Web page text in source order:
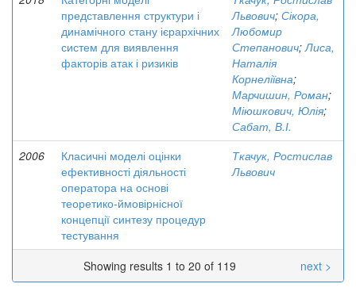
представлення структури і
динамічного стану ієрархічних
систем для виявлення
факторів атак і ризиків
Львович; Сікора,
Любомир
Степанович;Лиса,
Наталія
Корнеліївна;
Марчишин, Роман;
Міюшкович, Юлія;
Сабат, В.І.
2006
Класичні моделі оцінки
ефективності діяльності
оператора на основі
теоретико-ймовірнісної
концепції синтезу процедур
тестування
Ткачук, Ростислав
Львович
Showing results 1 to 20 of 119 next >